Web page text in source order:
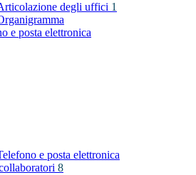
degli uffici 1
e posta elettronica
e posta elettronica
8